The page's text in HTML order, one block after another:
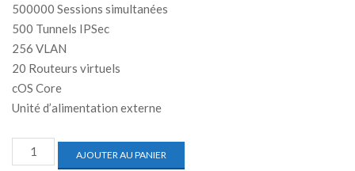
500000 Sessions simultanées
500 Tunnels IPSec
256 VLAN
20 Routeurs virtuels
cOS Core
Unité d’alimentation externe
AJOUTER AU PANIER